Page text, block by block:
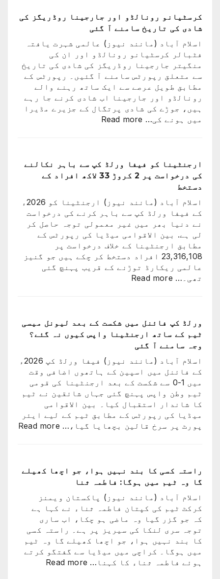
کرسٹیانو رونالڈو اور جارجینا روڈریگز کی
شادی کی تاریخ سامنے آ گئی
اسلام آباد (مانند نیوز) عالمی شہرت یافتہ
فٹبالر کرسٹیانو رونالڈو اور ان کی
منگیتر جارجینا روڈریگز کی شادی کی تاریخ
سے متعلق رپورٹس سامنے آ گئیں۔ رپورٹس کے
مطابق طویل عرصے سے ایک ساتھ رہنے والے
رونالڈو اور جارجینا اب شادی کرنے جا رہے
ہیں، جوڑے کی شادی پرتگال کے جزیرے مڈیرا
میں ہونے کی… Read more
جارجینا
روڈریگز
کی
تاریخ
سامنے
آ
گئی
ارجنٹینا کو فیفا ورلڈ کپ سے باہر نکالنے
کی درخواست پر 2 کروڑ 33 لاکھ افراد کے
دستخط
اسلام آباد (مانند نیوز) ارجنٹینا کو 2026ء
کے فیفا ورلڈ کپ سے باہر کرنے کی درخواست
نے دنیا بھر میں غیر معمولی توجہ حاصل کر
لی ہے. بین الاقوامی میڈیا کی رپورٹس کے
مطابق ارجنٹینا کے خلاف درخواست پر
23,316,108 افراد دستخط کر چکے ہیں جو گنیز
عالمی ریکارڈ توڑنے کے قریب پہنچ گئی
تھی۔… Read more
ورلڈ
کپ
نکالنے
کی
درخواست
پر
2
کروڑ
33
دستخط
ورلڈ کپ فائنل میں شکست کے بعد لیونل میسی
ٹیم کے ساتھ ارجنٹینا واپس کیوں نہ گئے؟
وجہ سامنے آ گئی
اسلام آباد (مانند نیوز) فیفا ورلڈ کپ 2026ء
کے فائنل میں اسپین کے ہاتھوں اضافی وقت
میں 1-0 سے شکست کے بعد ارجنٹینا کی قومی
ٹیم وطن واپس پہنچ گئی جہاں شائقین نے ٹیم
کا شاندار استقبال کیا۔ بین الاقوامی
میڈیا کی رپورٹس کے مطابق ٹیم کے لیے ایئر
پورٹ پر سرخ قالین بچھایا گیا،… Read more
راستہ کسی کا بند نہیں ہوا، جو اچھا کھیلے
گا وہ ٹیم میں ہوگا: فاطمہ ثنا
اسلام آباد (مانند نیوز) پاکستان ویمنز
کرکٹ ٹیم کی کپتان فاطمہ ثناء نے کہا ہے
کہ جو گزر گیا وہ ماضی ہو چکا، اب ساری
توجہ سری لنکا کی سیریز پر ہے۔ راستہ کسی
کا بند نہیں ہوا، جو اچھا کھیلے گا وہ ٹیم
میں ہوگا۔ کراچی میں میڈیا سے گفتگو کرتے
ہوئے فاطمہ ثناء کا کہنا… Read more
: